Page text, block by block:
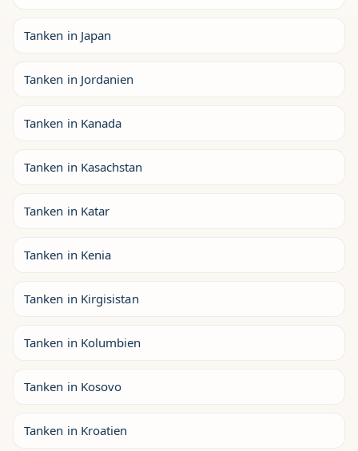
Tanken in Japan
Tanken in Jordanien
Tanken in Kanada
Tanken in Kasachstan
Tanken in Katar
Tanken in Kenia
Tanken in Kirgisistan
Tanken in Kolumbien
Tanken in Kosovo
Tanken in Kroatien